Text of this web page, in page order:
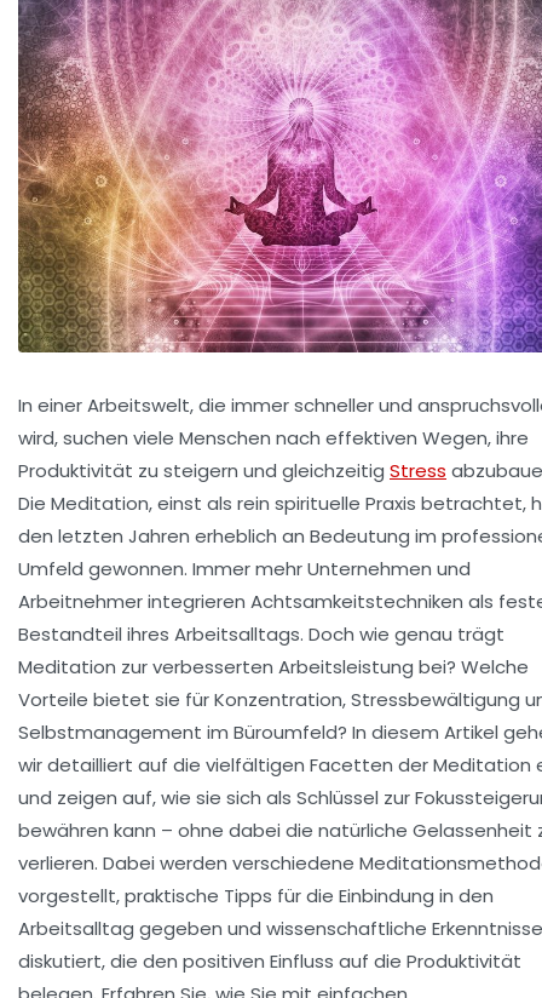
In einer Arbeitswelt, die immer schneller und
wird, suchen viele Menschen nach effektiven Wegen, ihre
Produktivität zu steigern und gleichzeitig Stress
Die Meditation, einst als rein spirituelle Praxis betrachtet,
den letzten Jahren erheblich an Bedeutung im
Umfeld gewonnen. Immer mehr Unternehmen und
Arbeitnehmer integrieren Achtsamkeitstechniken als
Bestandteil ihres Arbeitsalltags. Doch wie genau trägt
Meditation zur verbesserten Arbeitsleistung bei? Welche
Vorteile bietet sie für Konzentration, Stressbewältigung
Selbstmanagement im Büroumfeld? In diesem Artikel
wir detailliert auf die vielfältigen Facetten der Meditation
und zeigen auf, wie sie sich als Schlüssel zur
bewähren kann – ohne dabei die natürliche Gelassenheit
verlieren. Dabei werden verschiedene
vorgestellt, praktische Tipps für die Einbindung in den
Arbeitsalltag gegeben und wissenschaftliche Erkenntnisse
diskutiert, die den positiven Einfluss auf die Produktivität